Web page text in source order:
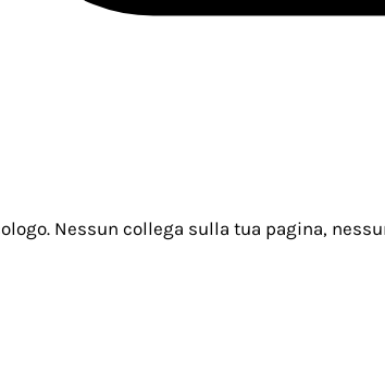
Nessun collega sulla tua pagina,